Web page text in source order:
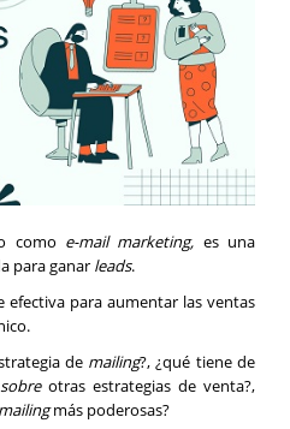
como e-mail marketing, es una
para ganar leads.
efectiva para aumentar las ventas
de mailing?, ¿qué tiene de
otras estrategias de venta?,
mailingmás poderosas?